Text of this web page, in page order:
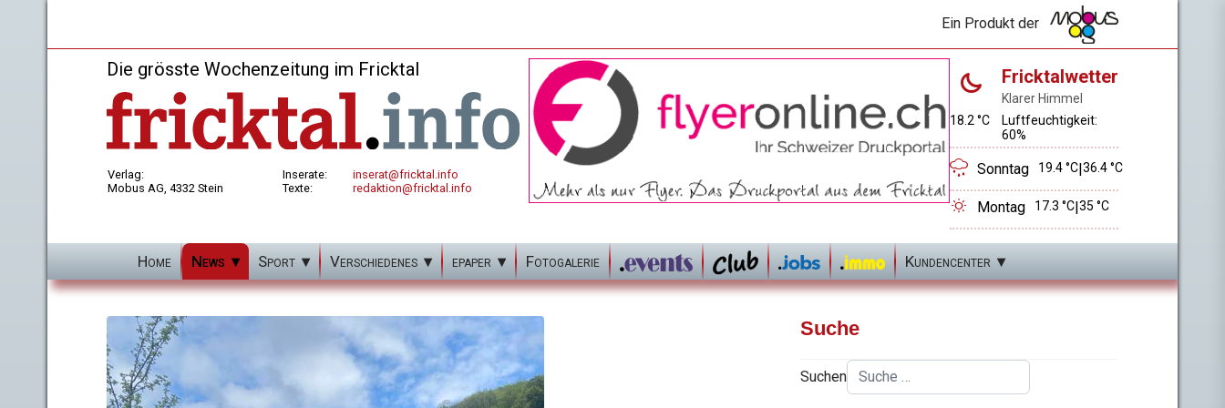
Ein Produkt der
Die grösste Wochenzeitung im Fricktal
Verlag:
Mobus AG, 4332 Stein
Inserate:
Texte:
inserat@fricktal.info
redaktion@fricktal.info
Fricktalwetter
Klarer Himmel
18.2 °C
Luftfeuchtigkeit:
60%
Sonntag 19.4 °C|36.4 °C
Montag 17.3 °C|35 °C
Home News Sport Verschiedenes epaper Fotogalerie Kundencenter
Suche
Suchen